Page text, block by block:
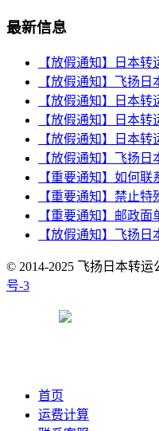
最新信息
【放假通知】日本转
【放假通知】飞扬日
【放假通知】日本转
【放假通知】日本转
【放假通知】日本转
【放假通知】飞扬日
【重要通知】如何联
【重要通知】禁止
【重要通知】邮政面
【放假通知】飞扬日
© 2014-2025 飞扬日本转运
号-3
首页
运费计算